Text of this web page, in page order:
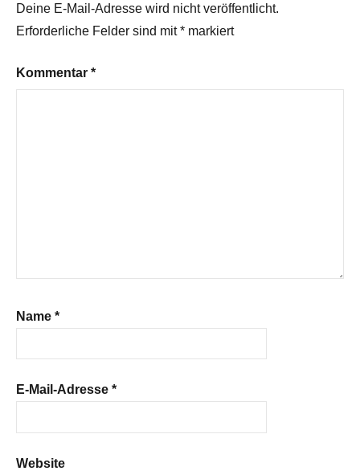
Deine E-Mail-Adresse wird nicht veröffentlicht.
Erforderliche Felder sind mit* markiert
Kommentar *
Name *
E-Mail-Adresse *
Website